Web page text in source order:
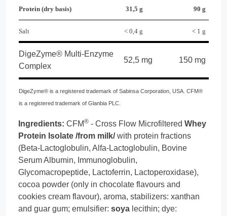
Protein (dry basis) 31,5 g 90 g
Salt < 0,4 g < 1 g
DigeZyme® Multi-Enzyme
Complex
52,5 mg 150 mg
DigeZyme® is a registered trademark of Sabinsa Corporation, USA. CFM®
is a registered trademark of Glanbia PLC.
Ingredients: CFM® - Cross Flow Microfiltered Whey
Protein Isolate /from milk/with protein fractions
(Beta-Lactoglobulin, Alfa-Lactoglobulin, Bovine
Serum Albumin, Immunoglobulin,
Glycomacropeptide, Lactoferrin, Lactoperoxidase),
cocoa powder (only in chocolate flavours and
cookies cream flavour), aroma, stabilizers: xanthan
and guar gum; emulsifier: soya lecithin; dye: